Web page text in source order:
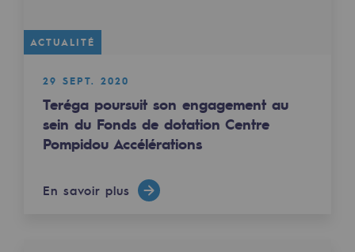
Limitation des émissions atmosphériques
Gestion de l'énergie
Préservation de la biodiversité
Gestion des impacts
Responsabilité sociale et
ACTUALITÉ
29 SEPT. 2020
Teréga poursuit son engagement au
sein du Fonds de dotation Centre
Pompidou Accélérations
En savoir plus